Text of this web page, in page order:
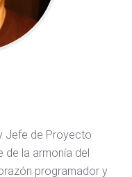
Jefe de Proyecto
de la armonía del
programador y